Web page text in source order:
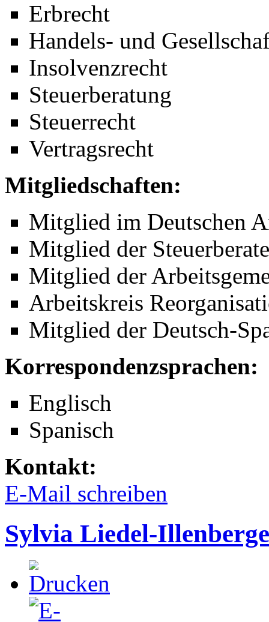
Erbrecht
Handels- und
Insolvenzrecht
Steuerberatung
Steuerrecht
Vertragsrecht
Mitgliedschaften:
Mitglied im Deutschen
Mitglied der
Mitglied der
Arbeitskreis
Mitglied der Deutsch-
Korrespondenzsprachen:
Englisch
Spanisch
Kontakt:
E-Mail schreiben
Sylvia Liedel-